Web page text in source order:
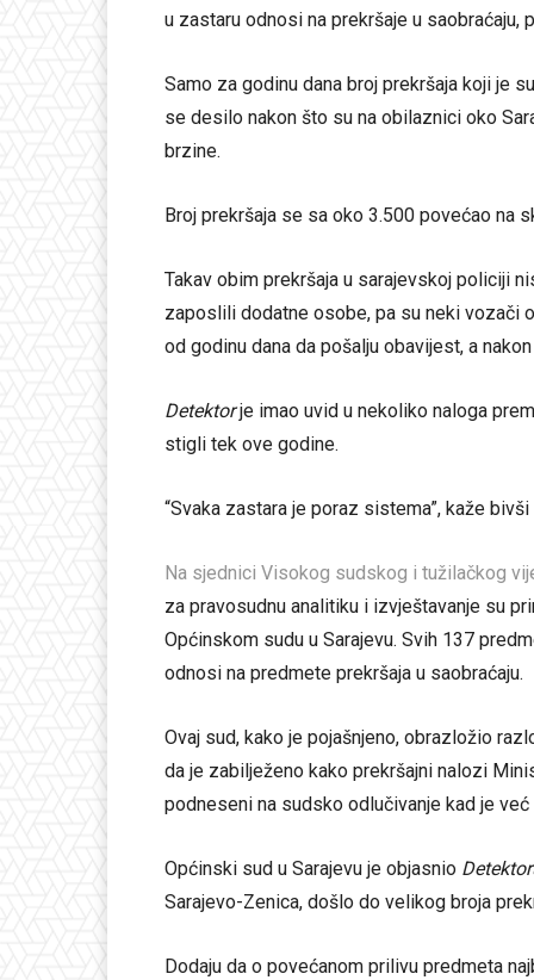
u zastaru odnosi na prekršaje u saobraćaju,
Samo za godinu dana broj prekršaja koji je
se desilo nakon što su na obilaznici oko
brzine.
Broj prekršaja se sa oko 3.500 povećao na
Takav obim prekršaja u sarajevskoj policiji
zaposlili dodatne osobe, pa su neki vozači
od godinu dana da pošalju obavijest, a
Detektorje imao uvid u nekoliko naloga
stigli tek ove godine.
“Svaka zastara je poraz sistema”, kaže
Na sjednici Visokog sudskog i tužilačkog
za pravosudnu analitiku i izvještavanje su
Općinskom sudu u Sarajevu. Svih 137
odnosi na predmete prekršaja u saobraćaju.
Ovaj sud, kako je pojašnjeno, obrazložio
da je zabilježeno kako prekršajni nalozi
podneseni na sudsko odlučivanje kad je
Općinski sud u Sarajevu je objasnio
Sarajevo-Zenica, došlo do velikog broja
Dodaju da o povećanom prilivu predmeta